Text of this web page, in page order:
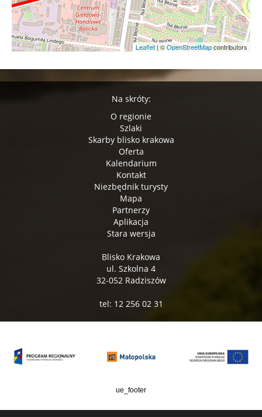
Leaflet |©OpenStreetMapcontributors
Na skróty:
O regionie
Szlaki
Skarby blisko krakowa
Oferta
Kalendarium
Kontakt
Niezbędnik turysty
Mapa
Partnerzy
Aplikacja
Stara wersja
Blisko Krakowa
ul. Szkolna 4
32-052 Radziszów
tel: 12 256 02 31
ue_footer